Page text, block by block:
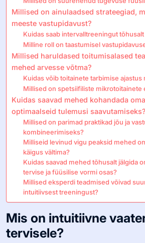
Millised on ainulaadsed strateegiad,
meeste vastupidavust?
Kuidas saab intervalltreeningut
Milline roll on taastumisel
Millised haruldased toitumisalased
mehed arvesse võtma?
Kuidas võib toitainete tarbimise ajastus
Millised on spetsiifiliste mikrotoitainete
Kuidas saavad mehed kohandada
optimaalseid tulemusi saavutamiseks?
Millised on parimad praktikad jõu ja
kombineerimiseks?
Milliseid levinud vigu peaksid mehed
käigus vältima?
Kuidas saavad mehed tõhusalt jälgida
tervise ja füüsilise vormi osas?
Millised eksperdi teadmised võivad
intuitiivsest treeningust?
Mis on intuitiivne
tervisele?